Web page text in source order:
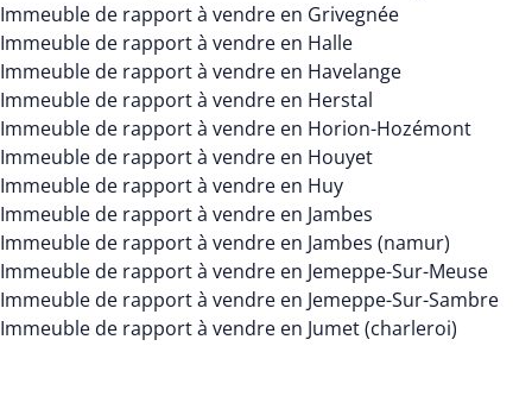
Immeuble de rapport à vendre en Grivegnée
Immeuble de rapport à vendre en Halle
Immeuble de rapport à vendre en Havelange
Immeuble de rapport à vendre en Herstal
Immeuble de rapport à vendre en Horion-Hozémont
Immeuble de rapport à vendre en Houyet
Immeuble de rapport à vendre en Huy
Immeuble de rapport à vendre en Jambes
Immeuble de rapport à vendre en Jambes (namur)
Immeuble de rapport à vendre en Jemeppe-Sur-Meuse
Immeuble de rapport à vendre en Jemeppe-Sur-Sambre
Immeuble de rapport à vendre en Jumet (charleroi)